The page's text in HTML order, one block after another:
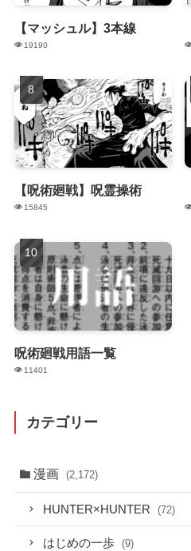
【マッシュル】3本線
19190
【呪術廻戦】呪霊操術
15845
呪術廻戦用語一覧
11401
カテゴリー
漫画 (2,172)
HUNTER×HUNTER (72)
はじめの一歩 (9)